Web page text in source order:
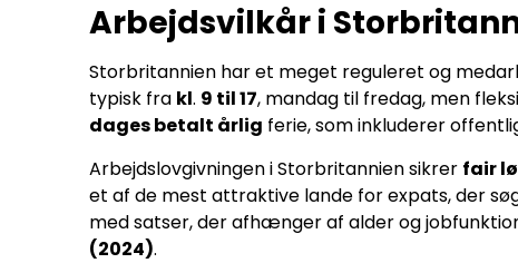
Arbejdsvilkår i
Storbritannien har et meget reguleret og
typisk fra kl. 9 til 17, mandag til fredag, men
dages betalt årlig ferie, som inkluderer
Arbejdslovgivningen i Storbritannien sikrer fair
et af de mest attraktive lande for expats, der
med satser, der afhænger af alder og
(2024).